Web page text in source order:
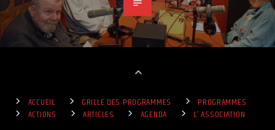
ACCUEIL GRILLE DES PROGRAMMES
PROGRAMMES
ACTIONS
ARTICLES AGENDA L’ ASSOCIATION